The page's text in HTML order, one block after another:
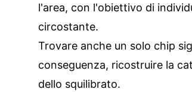
l'area, con l'obiettivo di
circostante.
Trovare anche un solo chip
conseguenza, ricostruire la
dello squilibrato.